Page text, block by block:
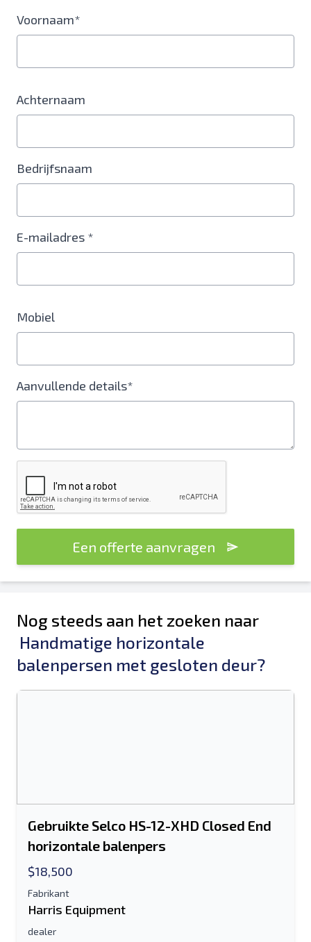
Voornaam*
Achternaam
Bedrijfsnaam
E-mailadres *
Mobiel
Aanvullende details*
Een offerte aanvragen
Nog steeds aan het zoeken naar
Handmatige horizontale
balenpersen met gesloten deur?
Gebruikte Selco HS-12-XHD Closed End
horizontale balenpers
$18,500
Fabrikant
Harris Equipment
dealer